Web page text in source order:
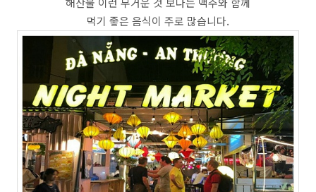
먹기 좋은 음식이 주로 많습니다.